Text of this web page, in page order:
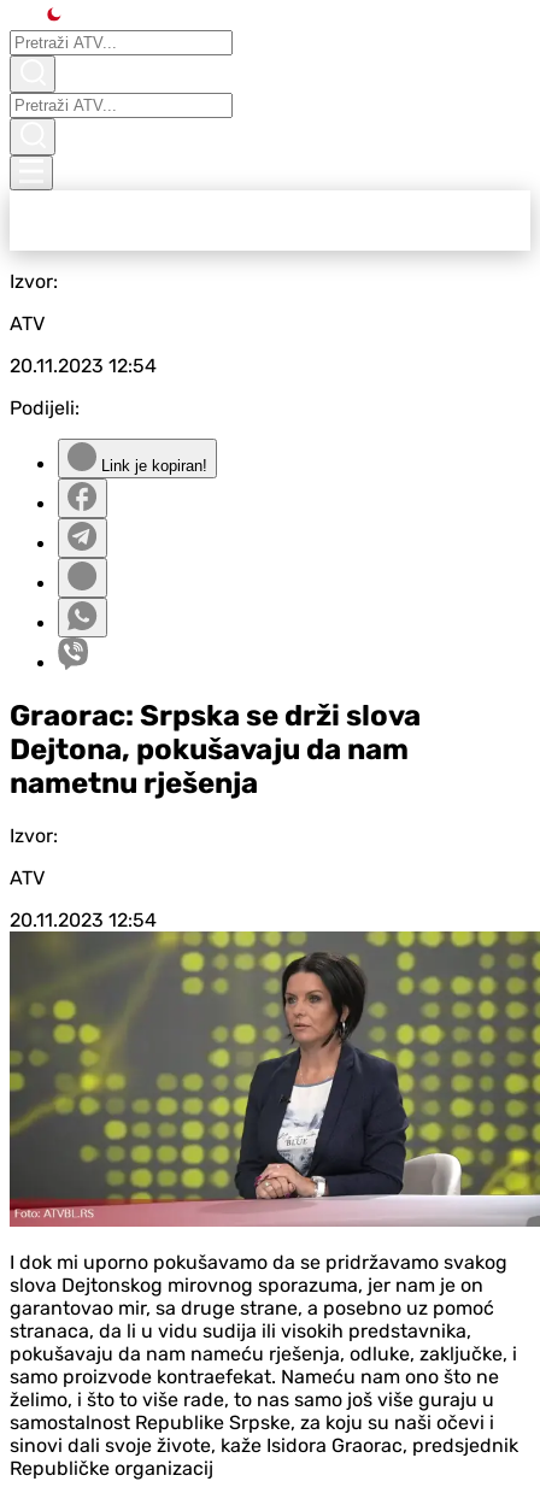
Izvor:
ATV
20.11.2023 12:54
Podijeli:
Link je kopiran!
Graorac: Srpska se drži slova
Dejtona, pokušavaju da nam
nametnu rješenja
Izvor:
ATV
20.11.2023 12:54
I dok mi uporno pokušavamo da se pridržavamo svakog
slova Dejtonskog mirovnog sporazuma, jer nam je on
garantovao mir, sa druge strane, a posebno uz pomoć
stranaca, da li u vidu sudija ili visokih predstavnika,
pokušavaju da nam nameću rješenja, odluke, zaključke, i
samo proizvode kontraefekat. Nameću nam ono što ne
želimo, i što to više rade, to nas samo još više guraju u
samostalnost Republike Srpske, za koju su naši očevi i
sinovi dali svoje živote, kaže Isidora Graorac, predsjednik
Republičke organizacij